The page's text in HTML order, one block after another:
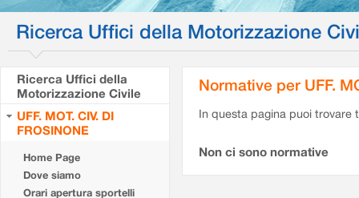
Ricerca Uffici della Motorizzazione
Ricerca Uffici della
Motorizzazione Civile
UFF. MOT. CIV. DI
FROSINONE
Home Page
Dove siamo
Orari apertura sportelli
Normative per UFF.
In questa pagina puoi
Non ci sono normative